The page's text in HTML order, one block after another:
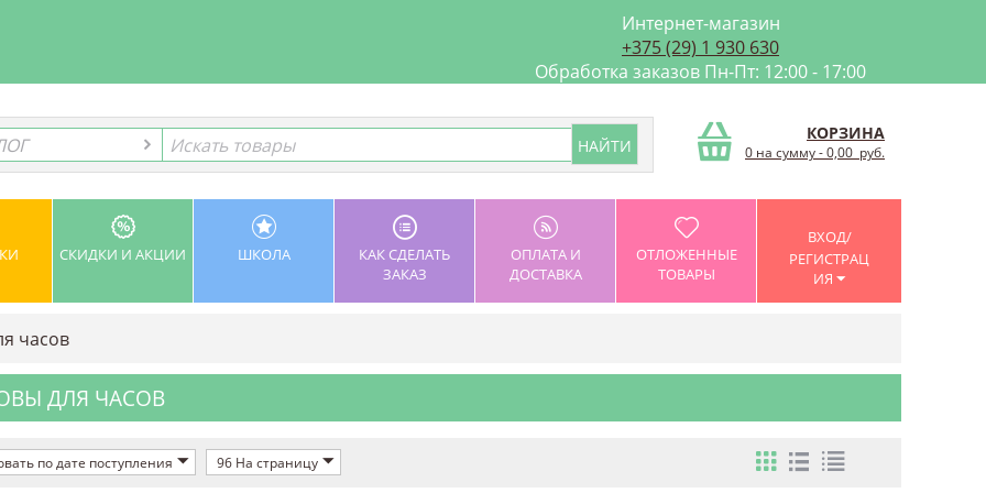
Интернет-магазин
+375 (29) 1 930 630
Обработка заказов Пн-Пт: 12:00 - 17:00
КОРЗИНА
0 на сумму-0,00 руб.
СКИДКИ И АКЦИИ ШКОЛА
КАК СДЕЛАТЬ
ЗАКАЗ
ОПЛАТА И
ДОСТАВКА
ОТЛОЖЕННЫЕ
ТОВАРЫ
ВХОД/
РЕГИСТРАЦ
ИЯ
часов
ДЛЯ ЧАСОВ
по дате поступления 96 На страницу